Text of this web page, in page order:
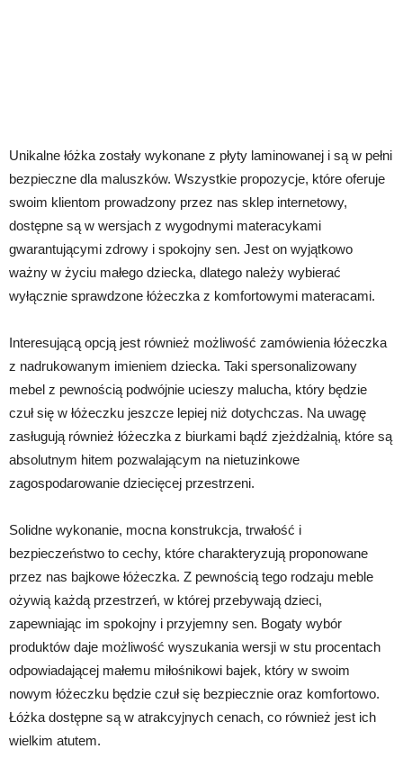
Unikalne łóżka zostały wykonane z płyty laminowanej i są w pełni
bezpieczne dla maluszków. Wszystkie propozycje, które oferuje
swoim klientom prowadzony przez nas sklep internetowy,
dostępne są w wersjach z wygodnymi materacykami
gwarantującymi zdrowy i spokojny sen. Jest on wyjątkowo
ważny w życiu małego dziecka, dlatego należy wybierać
wyłącznie sprawdzone łóżeczka z komfortowymi materacami.
Interesującą opcją jest również możliwość zamówienia łóżeczka
z nadrukowanym imieniem dziecka. Taki spersonalizowany
mebel z pewnością podwójnie ucieszy malucha, który będzie
czuł się w łóżeczku jeszcze lepiej niż dotychczas. Na uwagę
zasługują również łóżeczka z biurkami bądź zjeżdżalnią, które są
absolutnym hitem pozwalającym na nietuzinkowe
zagospodarowanie dziecięcej przestrzeni.
Solidne wykonanie, mocna konstrukcja, trwałość i
bezpieczeństwo to cechy, które charakteryzują proponowane
przez nas bajkowe łóżeczka. Z pewnością tego rodzaju meble
ożywią każdą przestrzeń, w której przebywają dzieci,
zapewniając im spokojny i przyjemny sen. Bogaty wybór
produktów daje możliwość wyszukania wersji w stu procentach
odpowiadającej małemu miłośnikowi bajek, który w swoim
nowym łóżeczku będzie czuł się bezpiecznie oraz komfortowo.
Łóżka dostępne są w atrakcyjnych cenach, co również jest ich
wielkim atutem.